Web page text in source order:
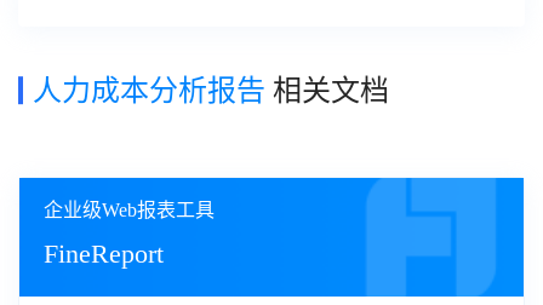
人力成本分析报告 相关文档
企业级Web报表工具
FineReport